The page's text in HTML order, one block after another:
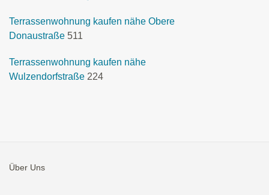
Terrassenwohnung kaufen nähe Obere
Donaustraße 511
Terrassenwohnung kaufen nähe
Wulzendorfstraße 224
Über Uns